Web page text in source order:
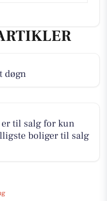
døgn
er til salg for kun
boliger til salg